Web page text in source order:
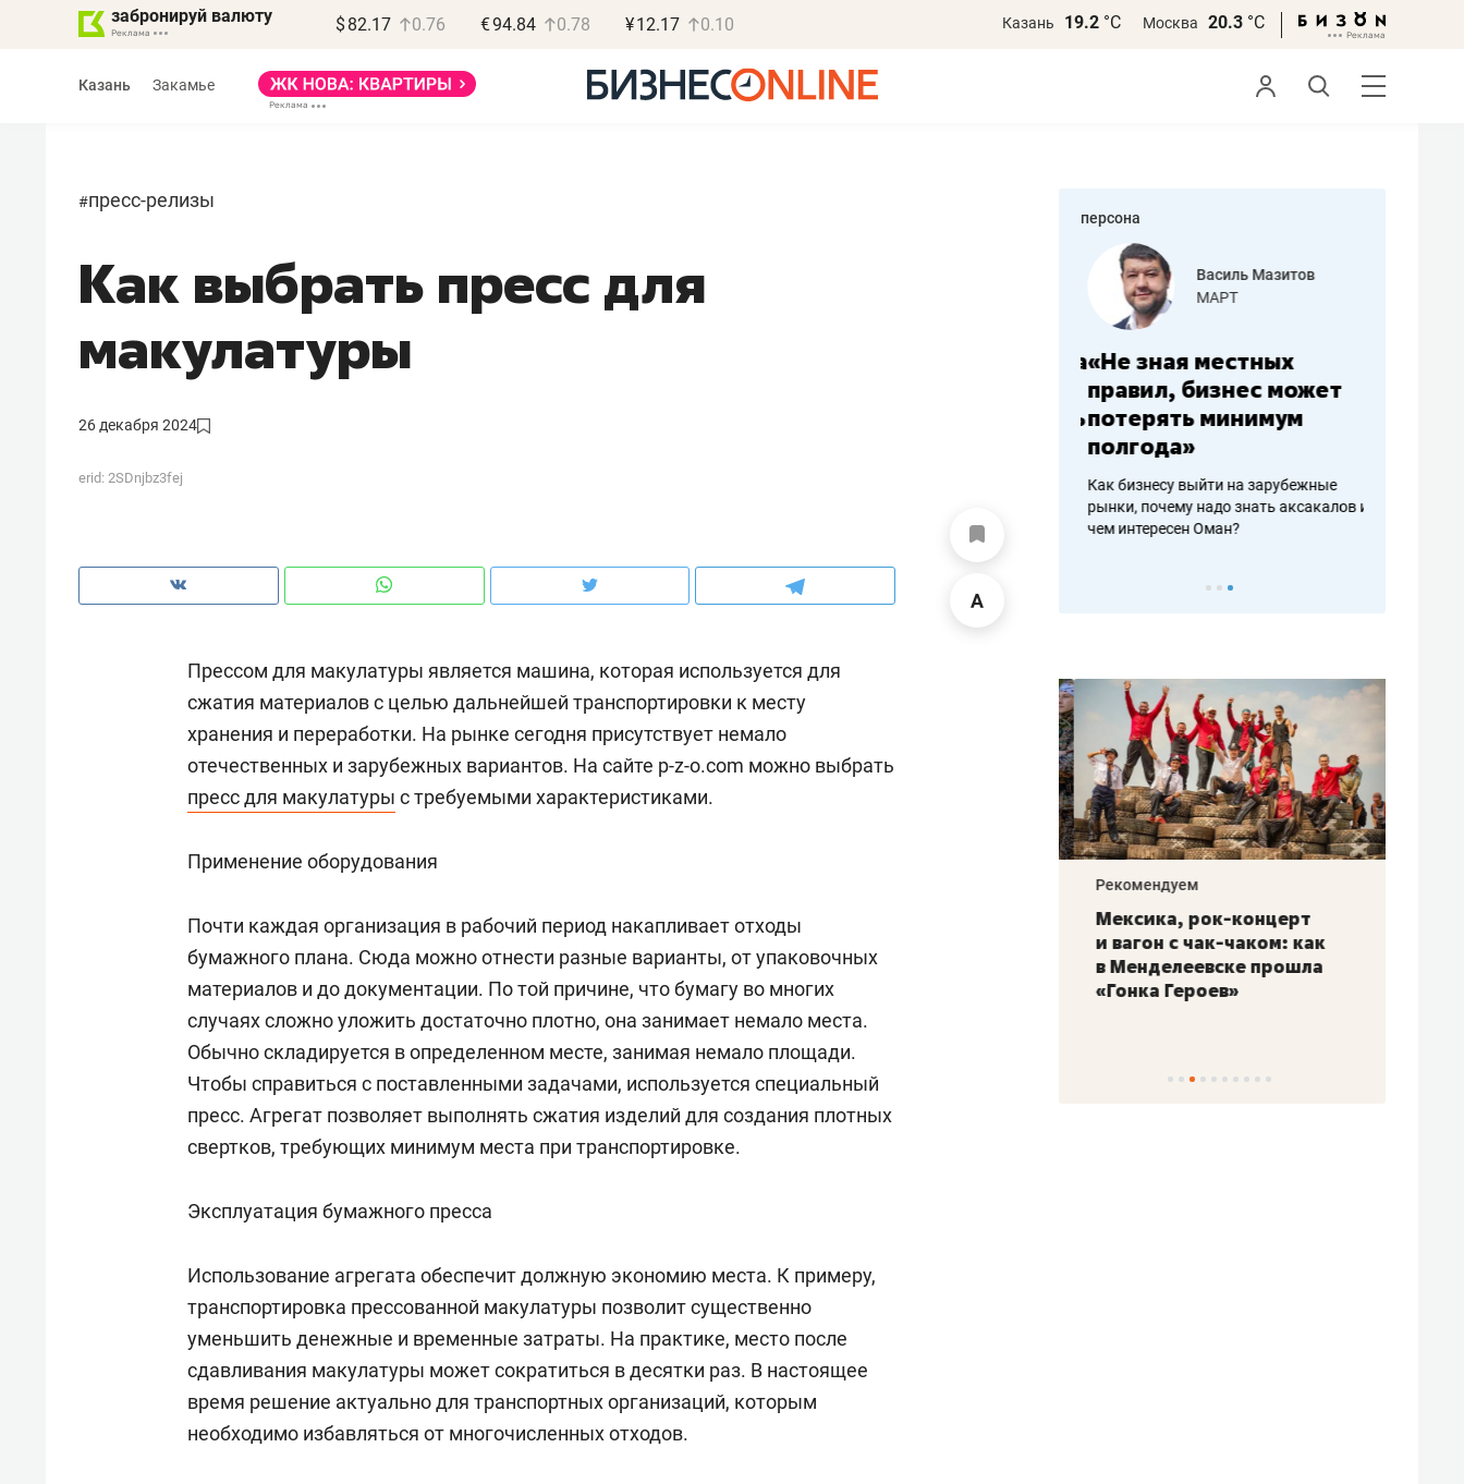
забронируй валюту $ 82.17 0.76 €94.84 0.78 ¥12.17 0.10 Казань 19.2 °С Москва 20.3 °С
Казань Закамье
#пресс-релизы
Как выбрать пресс для
макулатуры
26 декабря 2024
erid: 2SDnjbz3fej
Прессом для макулатуры является машина, которая используется для
сжатия материалов с целью дальнейшей транспортировки к месту
хранения и переработки. На рынке сегодня присутствует немало
отечественных и зарубежных вариантов. На сайте p-z-o.com можно выбрать
пресс для макулатуры с требуемыми характеристиками.
Применение оборудования
Почти каждая организация в рабочий период накапливает отходы
бумажного плана. Сюда можно отнести разные варианты, от упаковочных
материалов и до документации. По той причине, что бумагу во многих
случаях сложно уложить достаточно плотно, она занимает немало места.
Обычно складируется в определенном месте, занимая немало площади.
Чтобы справиться с поставленными задачами, используется специальный
пресс. Агрегат позволяет выполнять сжатия изделий для создания плотных
свертков, требующих минимум места при транспортировке.
Эксплуатация бумажного пресса
Использование агрегата обеспечит должную экономию места. К примеру,
транспортировка прессованной макулатуры позволит существенно
уменьшить денежные и временные затраты. На практике, место после
сдавливания макулатуры может сократиться в десятки раз. В настоящее
время решение актуально для транспортных организаций, которым
необходимо избавляться от многочисленных отходов.
персона
Василь Мазитов
МАРТ
«Не зная местных
правил, бизнес может
Роман Ободец
«Готовые решения»
налогах и развитии без кредитов
Василь Мазитов
МАРТ
«Не зная местных
правил, бизнес может
потерять минимум
полгода»
Как бизнесу выйти на зарубежные
рынки, почему надо знать аксакалов и
чем интересен Оман?
Как ГК «МИР ГРУПП» и ВТБ
создают оазис жилого
комфорта под Казанью
150 камер до квартиры и Face
ID вместо ключа: какой будет
безопасность в ЖК «Нова»
Опыт выживания в дикой
природе, работа
с ментальным и физическим
состоянием как основа
антихрупких команд
Рекомендуем
Мексика, рок-концерт
и вагон с чак-чаком: как
в Менделеевске прошла
«Гонка Героев»